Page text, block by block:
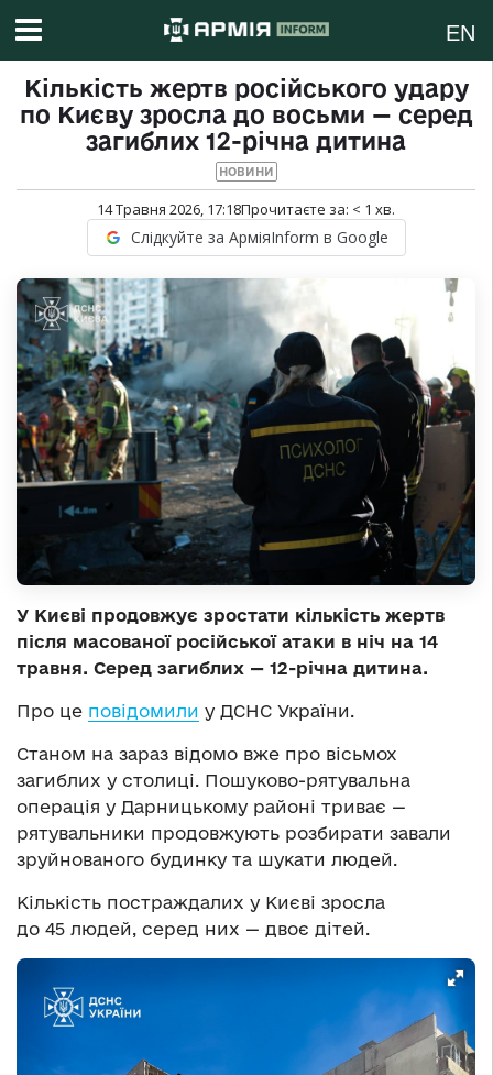
EN
Кількість жертв російського удару
по Києву зросла до восьми — серед
загиблих 12-річна дитина
НОВИНИ
14 Травня 2026, 17:18Прочитаєте за: < 1 хв.
Слідкуйте за АрміяInform в Google
У Києві продовжує зростати кількість жертв
після масованої російської атаки в ніч на 14
травня. Серед загиблих — 12-річна дитина.
Про це повідомили у ДСНС України.
Станом на зараз відомо вже про вісьмох
загиблих у столиці. Пошуково-рятувальна
операція у Дарницькому районі триває —
рятувальники продовжують розбирати завали
зруйнованого будинку та шукати людей.
Кількість постраждалих у Києві зросла
до 45 людей, серед них — двоє дітей.